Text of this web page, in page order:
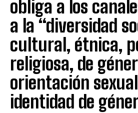
obliga a los
a la “diversidad
cultural, étnica,
religiosa, de
orientación
identidad de